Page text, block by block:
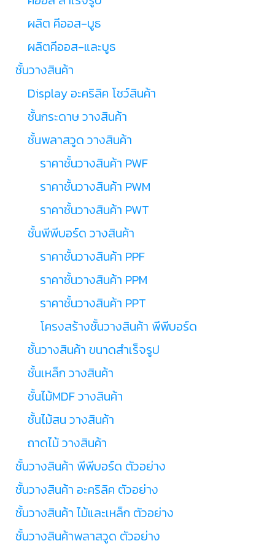
ผลิต คีออส-บูธ
ผลิตคีออส-และบูธ
ชั้นวางสินค้า
Display อะคริลิค โชว์สินค้า
ชั้นกระดาษ วางสินค้า
ชั้นพลาสวูด วางสินค้า
ราคาชั้นวางสินค้า PWF
ราคาชั้นวางสินค้า PWM
ราคาชั้นวางสินค้า PWT
ชั้นพีพีบอร์ด วางสินค้า
ราคาชั้นวางสินค้า PPF
ราคาชั้นวางสินค้า PPM
ราคาชั้นวางสินค้า PPT
โครงสร้างชั้นวางสินค้า พีพีบอร์ด
ชั้นวางสินค้า ขนาดสำเร็จรูป
ชั้นเหล็ก วางสินค้า
ชั้นไม้MDF วางสินค้า
ชั้นไม้สน วางสินค้า
ถาดไม้ วางสินค้า
ชั้นวางสินค้า พีพีบอร์ด ตัวอย่าง
ชั้นวางสินค้า อะคริลิค ตัวอย่าง
ชั้นวางสินค้า ไม้และเหล็ก ตัวอย่าง
ชั้นวางสินค้าพลาสวูด ตัวอย่าง